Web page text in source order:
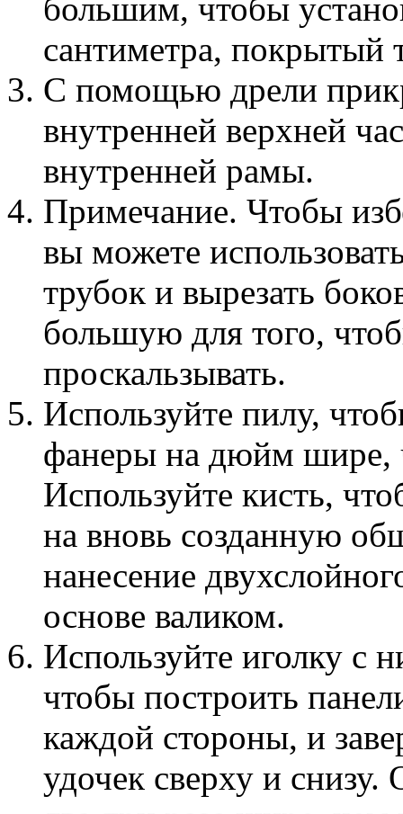
большим, чтобы
сантиметра, покрытый
С помощью дрели
внутренней верхней
внутренней рамы.
Примечание. Чтобы
вы можете
трубок и вырезать
большую для того,
проскальзывать.
Используйте пилу,
фанеры на дюйм
Используйте кисть,
на вновь созданную
нанесение
основе валиком.
Используйте иголку с
чтобы построить
каждой стороны, и
удочек сверху и снизу.